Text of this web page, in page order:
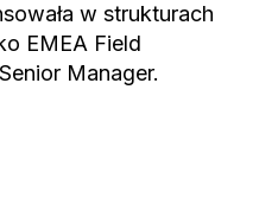
w strukturach
EMEA Field
Manager.